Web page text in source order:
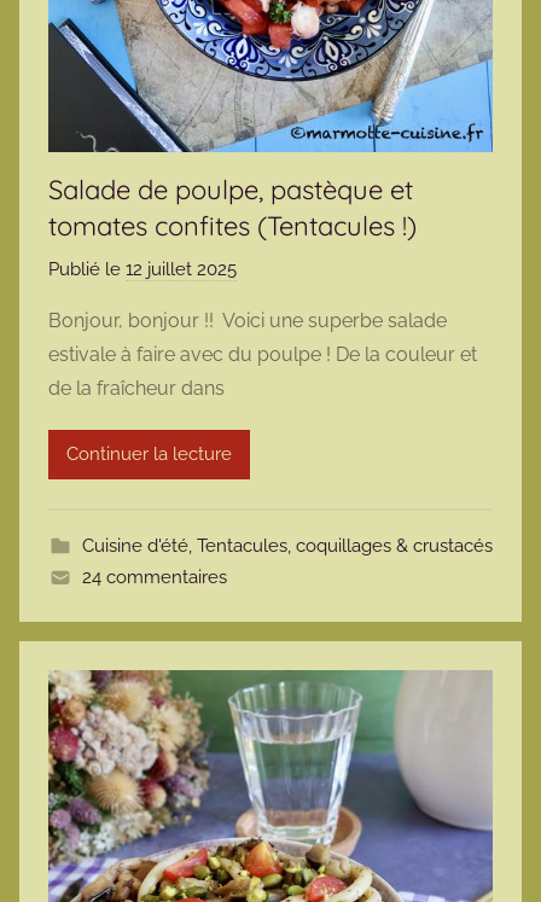
Salade de poulpe, pastèque et
tomates confites (Tentacules !)
Publié le 12 juillet 2025
r
m
r
t
Bonjour, bonjour !! Voici une superbe salade
estivale à faire avec du poulpe ! De la couleur et
de la fraîcheur dans
Continuer la lecture
Cuisine d'été, Tentacules, coquillages & crustacés
24 commentaires